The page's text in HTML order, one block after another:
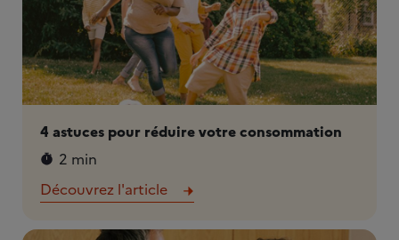
4 astuces pour réduire votre consommation
2 min
Découvrez l'article